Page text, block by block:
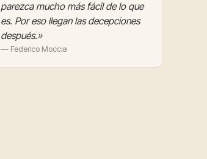
parezca mucho más fácil de lo que
es. Por eso llegan las decepciones
después.»
— Federico Moccia